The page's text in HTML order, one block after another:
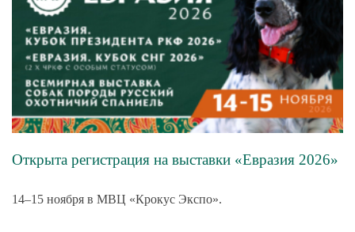
Открыта регистрация на выставки «Евразия 2026»
14–15 ноября в МВЦ «Крокус Экспо».